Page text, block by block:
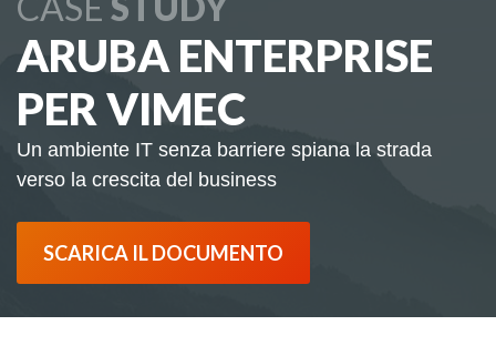
ARUBA ENTERPRISE
PER VIMEC
Un ambiente IT senza barriere spiana la strada
verso la crescita del business
SCARICA IL DOCUMENTO